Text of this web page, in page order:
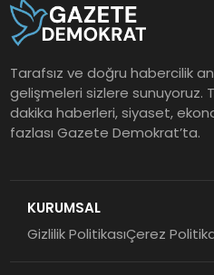
Tarafsız ve doğru habercilik
gelişmeleri sizlere sunuyoruz.
dakika haberleri, siyaset,
fazlası Gazete Demokrat’ta.
KURUMSAL
Gizlilik PolitikasıÇerez